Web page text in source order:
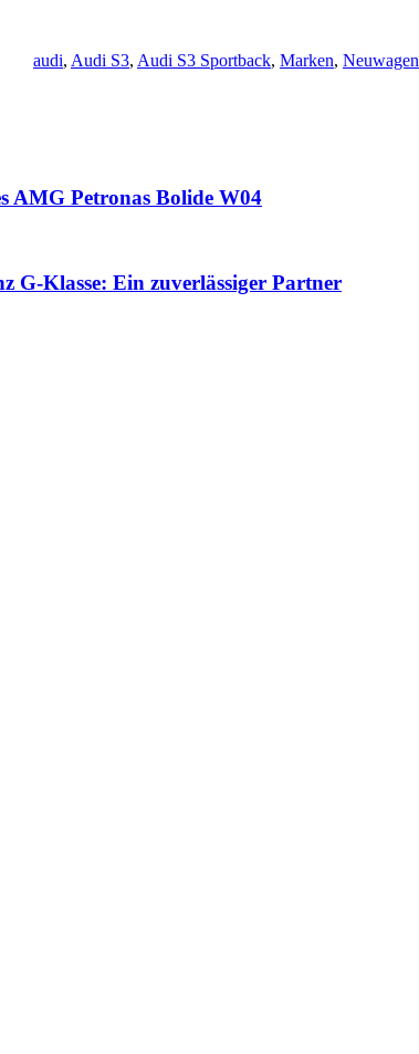
audi, Audi S3, Audi S3 Sportback, Marken, Neuwagen
AMG Petronas Bolide W04
G-Klasse: Ein zuverlässiger Partner